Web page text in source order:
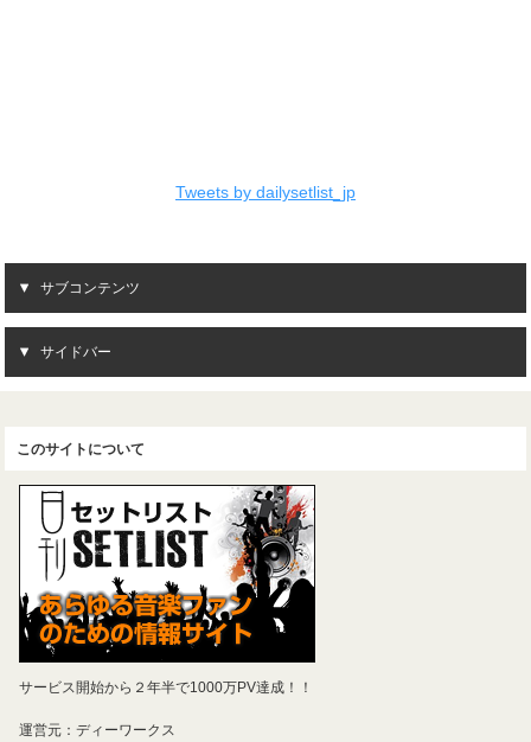
Tweets by dailysetlist_jp
サブコンテンツ
サイドバー
このサイトについて
サービス開始から２年半で1000万PV達成！！
運営元：ディーワークス